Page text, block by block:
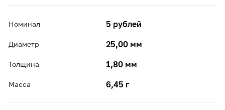
Номинал 5 рублей
Диаметр 25,00 мм
Толщина 1,80 мм
Масса 6,45 г